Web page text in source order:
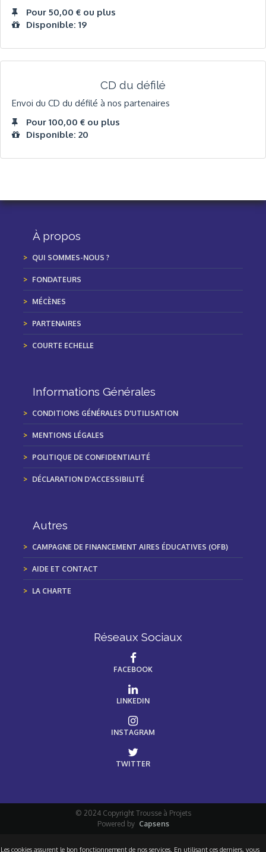
Pour 50,00 € ou plus
Disponible: 19
CD du défilé
Envoi du CD du défilé à nos partenaires
Pour 100,00 € ou plus
Disponible: 20
À propos
QUI SOMMES-NOUS ?
FONDATEURS
MÉCÈNES
PARTENAIRES
COURTE ECHELLE
Informations Générales
CONDITIONS GÉNÉRALES D'UTILISATION
MENTIONS LÉGALES
POLITIQUE DE CONFIDENTIALITÉ
DÉCLARATION D'ACCESSIBILITÉ
Autres
CAMPAGNE DE FINANCEMENT AIRES ÉDUCATIVES (OFB)
AIDE ET CONTACT
LA CHARTE
Réseaux Sociaux
FACEBOOK
LINKEDIN
INSTAGRAM
TWITTER
© 2024 Copyright Trousse à Projets
Powered by Capsens
Les cookies assurent le bon fonctionnement de nos services. En utilisant ces derniers, vous